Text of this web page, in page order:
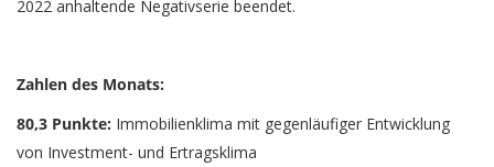
2022 anhaltende Negativserie beendet.
Zahlen des Monats:
80,3 Punkte: Immobilienklima mit gegenläufiger Entwicklung
von Investment- und Ertragsklima